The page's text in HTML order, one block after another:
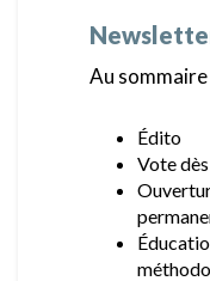
Au sommaire
Édito
Vote